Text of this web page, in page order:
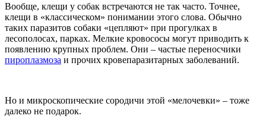
Вообще, клещи у собак встречаются не так часто. Точнее,
клещи в «классическом» понимании этого слова. Обычно
таких паразитов собаки «цепляют» при прогулках в
лесополосах, парках. Мелкие кровососы могут приводить к
появлению крупных проблем. Они – частые переносчики
пироплазмоза и прочих кровепаразитарных заболеваний.
Но и микроскопические сородичи этой «мелочевки» – тоже
далеко не подарок.